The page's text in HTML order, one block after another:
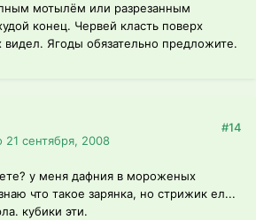
мотылём или разрезанным
конец. Червей класть поверх
Ягоды обязательно предложите.
21 сентября, 2008
#14
у меня дафния в мороженых
что такое зарянка, но стрижик ел...
кубики эти.